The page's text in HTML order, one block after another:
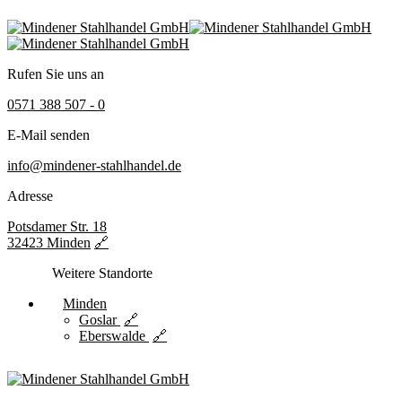
Rufen Sie uns an
0571 388 507 - 0
E-Mail senden
info@mindener-stahlhandel.de
Adresse
Potsdamer Str. 18
32423 Minden
Weitere Standorte
Minden
Goslar
Eberswalde